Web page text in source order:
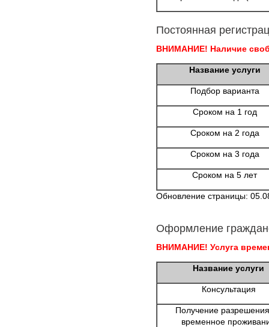
Постоянная
ВНИМАНИЕ! Наличие
Название услуги
Подбор варианта
Сроком на 1 год
Сроком на 2 года
Сроком на 3 года
Сроком на 5 лет
Обновление страницы:
Оформление
ВНИМАНИЕ! Услуга
Название услуги
Консультация
Получение
временное